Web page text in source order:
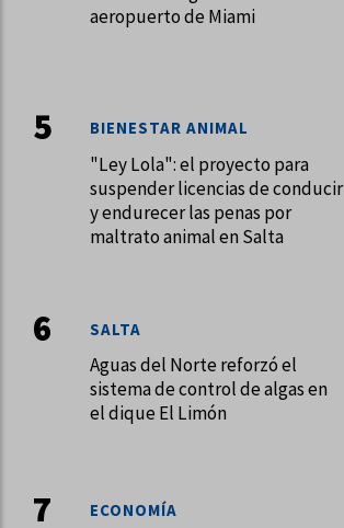
aeropuerto de Miami
"Ley Lola": el proyecto para
suspender licencias de conducir
y endurecer las penas por
maltrato animal en Salta
BIENESTAR ANIMAL
Aguas del Norte reforzó el
sistema de control de algas en
el dique El Limón
SALTA
ECONOMÍA